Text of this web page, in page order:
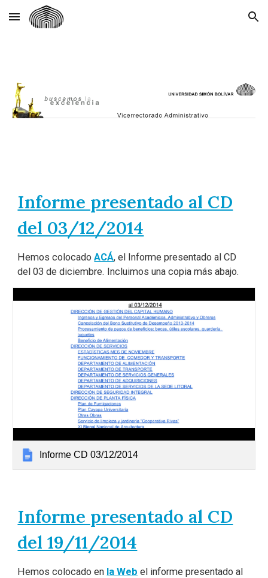
Skip to main content Skip to navigation
Informe presentado al CD
del 03/12/2014
Hemos colocadoACÁ, el Informe presentado al CD
del 03 de diciembre. Incluimos una copia más abajo.
Informe CD 03/12/2014
Informe presentado al CD
del 19/11/2014
Hemos colocado en la Web el informe presentado al